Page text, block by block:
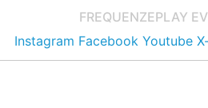
FREQUENZEPLAY
Instagram Facebook Youtube